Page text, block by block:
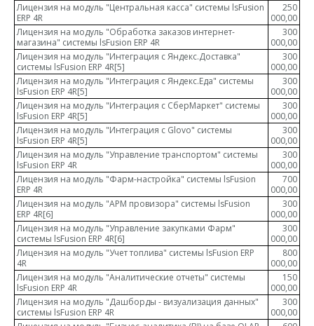
Лицензия на модуль "Центральная касса" системы lsFusion
ERP 4R
250
000,00
Лицензия на модуль "Обработка заказов интернет-
магазина" системы lsFusion ERP 4R
300
000,00
Лицензия на модуль "Интеграция с Яндекс.Доставка"
системы lsFusion ERP 4R[5]
300
000,00
Лицензия на модуль "Интеграция с Яндекс.Еда" системы
lsFusion ERP 4R[5]
300
000,00
Лицензия на модуль "Интеграция с СберМаркет" системы
lsFusion ERP 4R[5]
300
000,00
Лицензия на модуль "Интеграция с Glovo" системы
lsFusion ERP 4R[5]
300
000,00
Лицензия на модуль "Управление транспортом" системы
lsFusion ERP 4R
300
000,00
Лицензия на модуль "Фарм-настройка" системы lsFusion
ERP 4R
700
000,00
Лицензия на модуль "АРМ провизора" системы lsFusion
ERP 4R[6]
300
000,00
Лицензия на модуль "Управление закупками Фарм"
системы lsFusion ERP 4R[6]
300
000,00
Лицензия на модуль "Учет топлива" системы lsFusion ERP
4R
800
000,00
Лицензия на модуль "Аналитические отчеты" системы
lsFusion ERP 4R
150
000,00
Лицензия на модуль "Дашборды - визуализация данных"
системы lsFusion ERP 4R
300
000,00